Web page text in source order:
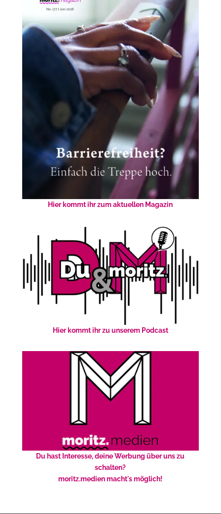
Hier kommt ihr zum aktuellen Magazin
Hier kommt ihr zu unserem Podcast
Du hast Interesse, deine Werbung über uns zu
schalten?
moritz.medien macht's möglich!